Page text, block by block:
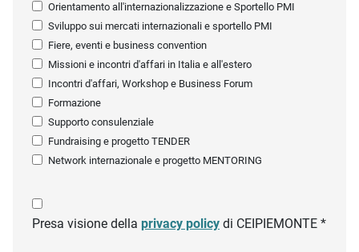
Orientamento all'internazionalizzazione e Sportello PMI
Sviluppo sui mercati internazionali e sportello PMI
Fiere, eventi e business convention
Missioni e incontri d'affari in Italia e all'estero
Incontri d'affari, Workshop e Business Forum
Formazione
Supporto consulenziale
Fundraising e progetto TENDER
Network internazionale e progetto MENTORING
Presa visione della privacy policy di CEIPIEMONTE *